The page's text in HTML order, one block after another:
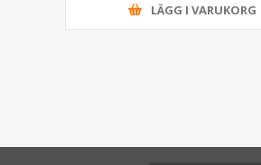
LÄGG I VARUKORG